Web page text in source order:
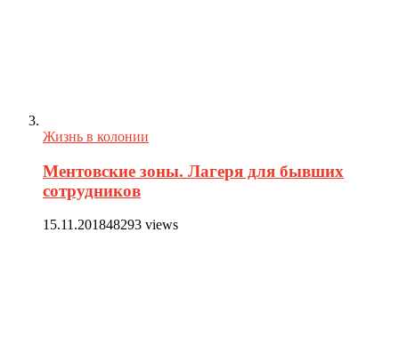
Жизнь в колонии
Ментовские зоны. Лагеря для бывших
сотрудников
15.11.201848293 views